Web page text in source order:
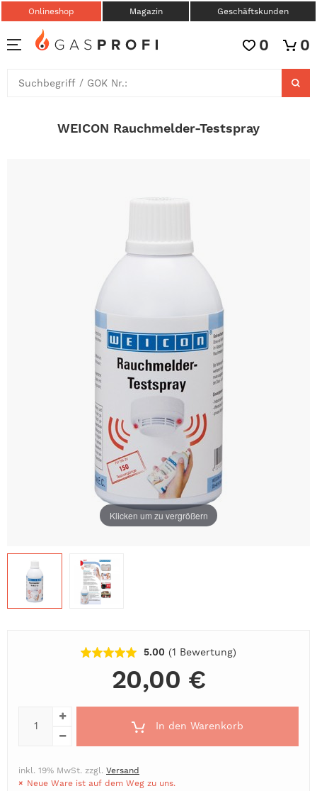
Onlineshop Magazin Geschäftskunden
0 0
WEICON Rauchmelder-Testspray
Klicken um zu vergrößern
5.00 (1 Bewertung)
20,00 €
In den Warenkorb
inkl. 19% MwSt. zzgl. Versand
Neue Ware ist auf dem Weg zu uns.